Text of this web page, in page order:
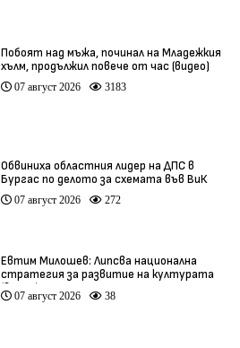
Побоят над мъжа, починал на Младежкия
хълм, продължил повече от час (видео)
07 август 2026 3183
Обвиниха областния лидер на ДПС в
Бургас по делото за схемата във ВиК
07 август 2026 272
Евтим Милошев: Липсва национална
стратегия за развитие на културата
(видео)
07 август 2026 38